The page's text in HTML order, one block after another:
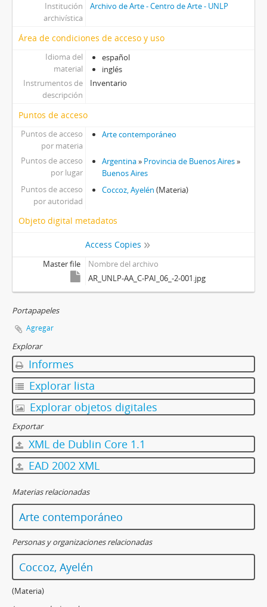
Institución
archivística
Archivo de Arte - Centro de Arte - UNLP
Área de condiciones de acceso y uso
Idioma del
material
español
inglés
Instrumentos de
descripción
Inventario
Puntos de acceso
Puntos de acceso
por materia
Arte contemporáneo
Puntos de acceso
por lugar
Argentina» Provincia de Buenos Aires»
Buenos Aires
Puntos de acceso
por autoridad
Coccoz, Ayelén (Materia)
Objeto digital metadatos
Access Copies
Master file
Nombre del archivo
AR_UNLP-AA_C-PAI_06_-2-001.jpg
Portapapeles
Agregar
Explorar
Informes
Explorar lista
Explorar objetos digitales
Exportar
XML de Dublin Core 1.1
EAD 2002 XML
Materias relacionadas
Arte contemporáneo
Personas y organizaciones relacionadas
Coccoz, Ayelén
(Materia)